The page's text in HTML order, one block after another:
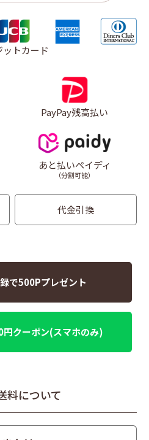
ットカード
PayPay残高払い
あと払いペイディ
（分割可能）
代金引換
で500Pプレゼント
円クーポン(スマホのみ)
料について